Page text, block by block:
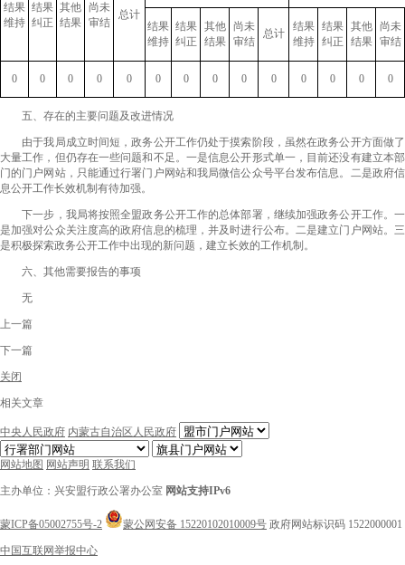
结果
维持
结果
纠正
其他
结果
尚未
审结
总计
结果
维持
结果
纠正
其他
结果
尚未
审结
总计
结果
维持
结果
纠正
其他
结果
尚未
审结
0 0 0 0 0 0 0 0 0 0 0 0 0 0
五、存在的主要问题及改进情况
由于我局成立时间短，政务公开工作仍处于摸索阶段，虽然在政务公开方面做了
大量工作，但仍存在一些问题和不足。一是信息公开形式单一，目前还没有建立本部
门的门户网站，只能通过行署门户网站和我局微信公众号平台发布信息。二是政府信
息公开工作长效机制有待加强。
下一步，我局将按照全盟政务公开工作的总体部署，继续加强政务公开工作。一
是加强对公众关注度高的政府信息的梳理，并及时进行公布。二是建立门户网站。三
是积极探索政务公开工作中出现的新问题，建立长效的工作机制。
六、其他需要报告的事项
无
上一篇
下一篇
关闭
相关文章
中央人民政府 内蒙古自治区人民政府
网站地图 网站声明 联系我们
主办单位：兴安盟行政公署办公室 网站支持IPv6
蒙ICP备05002755号-2 蒙公网安备 15220102010009号 政府网站标识码 1522000001
中国互联网举报中心